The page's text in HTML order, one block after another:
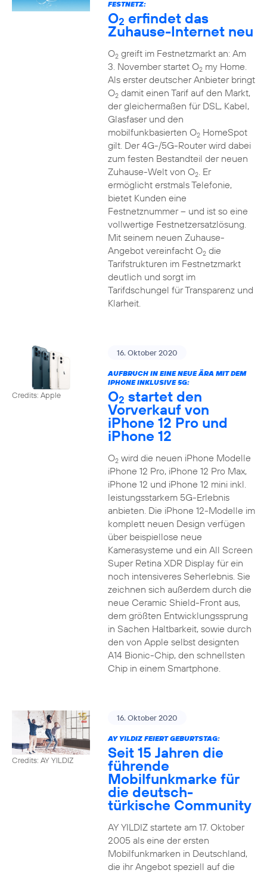
FESTNETZ:
O2 erfindet das
Zuhause-Internet neu
O2greift im Festnetzmarkt an: Am
3. November startet O2my Home.
Als erster deutscher Anbieter bringt
O2damit einen Tarif auf den Markt,
der gleichermaßen für DSL, Kabel,
Glasfaser und den
mobilfunkbasierten O2HomeSpot
gilt. Der 4G-/5G-Router wird dabei
zum festen Bestandteil der neuen
Zuhause-Welt von O2. Er
ermöglicht erstmals Telefonie,
bietet Kunden eine
Festnetznummer – und ist so eine
vollwertige Festnetzersatzlösung.
Mit seinem neuen Zuhause-
Angebot vereinfacht O2die
Tarifstrukturen im Festnetzmarkt
deutlich und sorgt im
Tarifdschungel für Transparenz und
Klarheit.
Credits: Apple
16. Oktober 2020
AUFBRUCH IN EINE NEUE ÄRA MIT DEM
IPHONE INKLUSIVE 5G:
O2 startet den
Vorverkauf von
iPhone 12 Pro und
iPhone 12
O2wird die neuen iPhone Modelle
iPhone 12 Pro, iPhone 12 Pro Max,
iPhone 12 und iPhone 12 mini inkl.
leistungsstarkem 5G-Erlebnis
anbieten. Die iPhone 12-Modelle im
komplett neuen Design verfügen
über beispiellose neue
Kamerasysteme und ein All Screen
Super Retina XDR Display für ein
noch intensiveres Seherlebnis. Sie
zeichnen sich außerdem durch die
neue Ceramic Shield-Front aus,
dem größten Entwicklungssprung
in Sachen Haltbarkeit, sowie durch
den von Apple selbst designten
A14 Bionic-Chip, den schnellsten
Chip in einem Smartphone.
Credits: AY YILDIZ
16. Oktober 2020
AY YILDIZ FEIERT GEBURTSTAG:
Seit 15 Jahren die
führende
Mobilfunkmarke für
die deutsch-
türkische Community
AY YILDIZ startete am 17. Oktober
2005 als eine der ersten
Mobilfunkmarken in Deutschland,
die ihr Angebot speziell auf die